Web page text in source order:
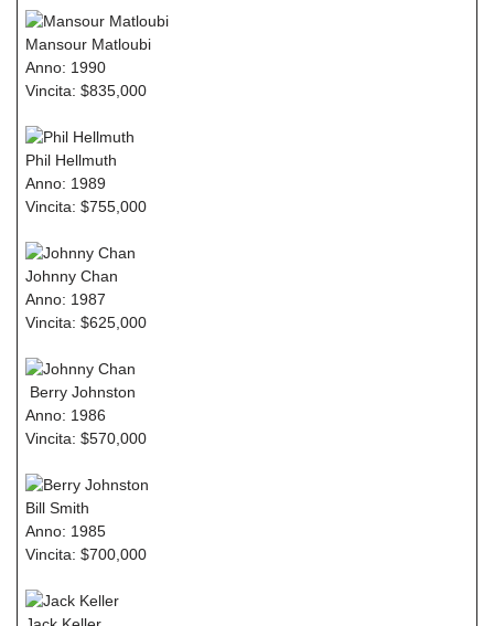
Mansour Matloubi
Anno: 1990
Vincita: $835,000
Phil Hellmuth
Anno: 1989
Vincita: $755,000
Johnny Chan
Anno: 1987
Vincita: $625,000
Berry Johnston
Anno: 1986
Vincita: $570,000
Bill Smith
Anno: 1985
Vincita: $700,000